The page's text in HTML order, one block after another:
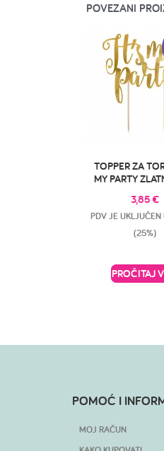
POVEZANI
TOPPER ZA
MY PARTY
3,85 €
PDV JE UKLJUČEN
(25%)
PROČITAJ
POMOĆ I
MOJ RAČUN